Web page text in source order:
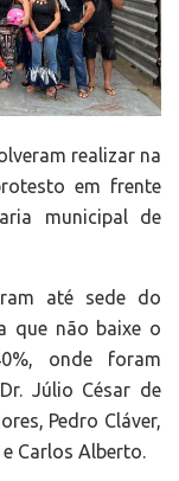
realizar na
em frente
municipal de
até sede do
que não baixe o
onde foram
Júlio César de
Pedro Cláver,
Carlos Alberto.